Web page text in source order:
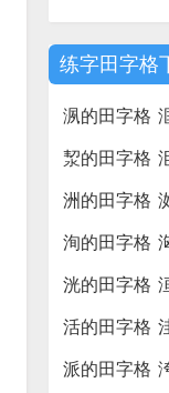
练字田字格
洬的田字格
洯的田字格
洲的田字格
洵的田字格
洸的田字格
活的田字格
派的田字格